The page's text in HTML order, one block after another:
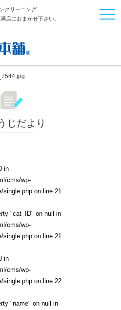
クリーニング
店におまかせ下さい。
じだより
in
cms/wp-
single.php on line 21
"cat_ID" on null in
cms/wp-
single.php on line 21
in
cms/wp-
single.php on line 22
"name" on null in